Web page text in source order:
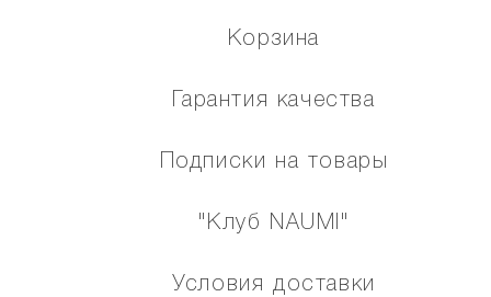
Корзина
Гарантия качества
Подписки на товары
"Клуб NAUMI"
Условия доставки